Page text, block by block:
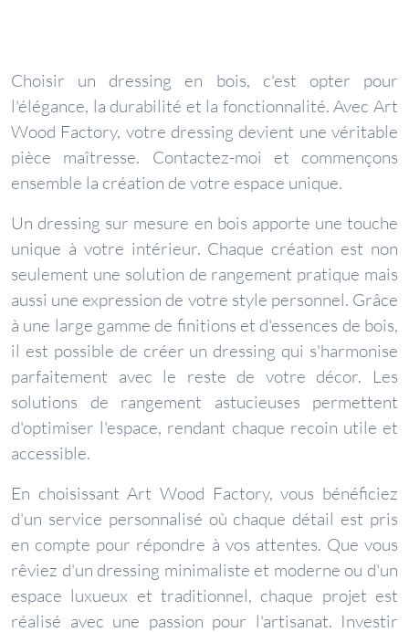
Choisir un dressing en bois, c'est opter pour
l'élégance, la durabilité et la fonctionnalité. Avec Art
Wood Factory, votre dressing devient une véritable
pièce maîtresse. Contactez-moi et commençons
ensemble la création de votre espace unique.
Un dressing sur mesure en bois apporte une touche
unique à votre intérieur. Chaque création est non
seulement une solution de rangement pratique mais
aussi une expression de votre style personnel. Grâce
à une large gamme de finitions et d'essences de bois,
il est possible de créer un dressing qui s'harmonise
parfaitement avec le reste de votre décor. Les
solutions de rangement astucieuses permettent
d'optimiser l'espace, rendant chaque recoin utile et
accessible.
En choisissant Art Wood Factory, vous bénéficiez
d'un service personnalisé où chaque détail est pris
en compte pour répondre à vos attentes. Que vous
rêviez d'un dressing minimaliste et moderne ou d'un
espace luxueux et traditionnel, chaque projet est
réalisé avec une passion pour l'artisanat. Investir